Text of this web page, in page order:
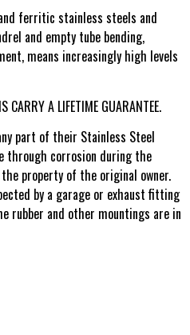
ferritic stainless steels and
and empty tube bending,
means increasingly high levels
CARRY A LIFETIME GUARANTEE.
part of their Stainless Steel
through corrosion during the
property of the original owner.
by a garage or exhaust fitting
rubber and other mountings are in